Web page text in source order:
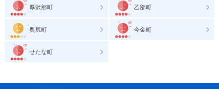
厚沢部町 乙部町
奥尻町 今金町
せたな町